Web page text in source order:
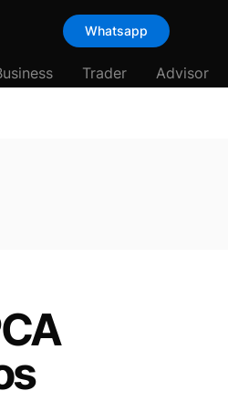
Whatsapp
Trader Advisor